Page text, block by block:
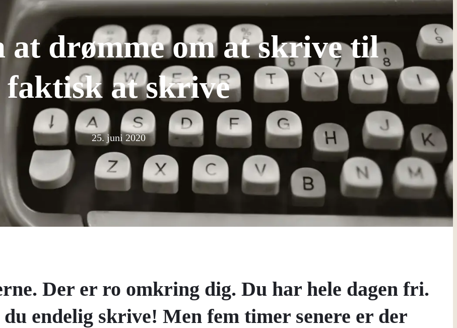
at drømme om at skrive til
faktisk at skrive
25. juni 2020
Der er ro omkring dig. Du har hele dagen fri.
endelig skrive! Men fem timer senere er der